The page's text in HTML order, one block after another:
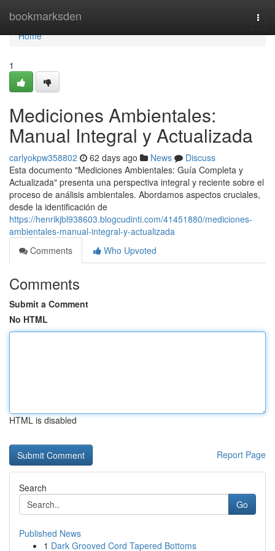
bookmarksden
Home
Home
1
Mediciones Ambientales:
Manual Integral y Actualizada
carlyokpw358802 62 days ago News
Discuss
Esta documento "Mediciones Ambientales: Guía Completa y
Actualizada" presenta una perspectiva integral y reciente sobre el
proceso de análisis ambientales. Abordamos aspectos cruciales,
desde la identificación de
https://henrikjbl938603.blogcudinti.com/41451880/mediciones-
ambientales-manual-integral-y-actualizada
Comments
Who Upvoted
Comments
Submit a Comment
No HTML
HTML is disabled
Report Page
Search
Go
Published News
1 Dark Grooved Cord Tapered Bottoms